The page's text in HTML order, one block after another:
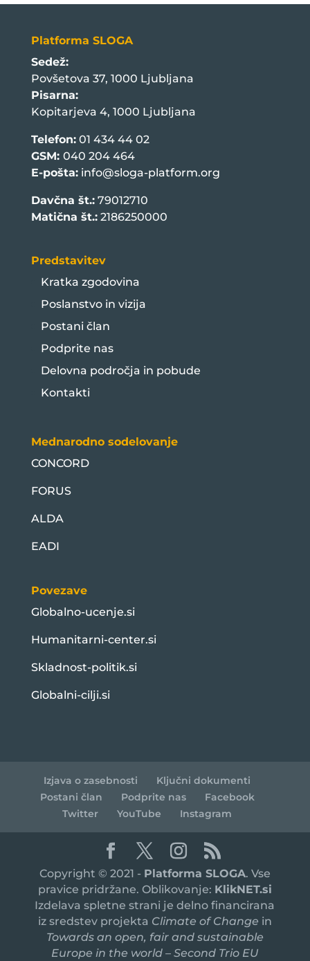
Platforma SLOGA
Sedež:
Povšetova 37, 1000 Ljubljana
Pisarna:
Kopitarjeva 4, 1000 Ljubljana
Telefon:01 434 44 02
GSM: 040 204 464
E-pošta: info@sloga-platform.org
Davčna št.:79012710
Matična št.:2186250000
Predstavitev
Kratka zgodovina
Poslanstvo in vizija
Postani član
Podprite nas
Delovna področja in pobude
Kontakti
Mednarodno sodelovanje
CONCORD
FORUS
ALDA
EADI
Povezave
Globalno-ucenje.si
Humanitarni-center.si
Skladnost-politik.si
Globalni-cilji.si
Izjava o zasebnosti
Ključni dokumenti
Postani član
Podprite nas
Facebook
Twitter
YouTube Instagram
Copyright © 2021 - Platforma SLOGA. Vse
pravice pridržane. Oblikovanje: KlikNET.si
Izdelava spletne strani je delno financirana
iz sredstev projekta Climate of Change in
Towards an open, fair and sustainable
Europe in the world – Second Trio EU